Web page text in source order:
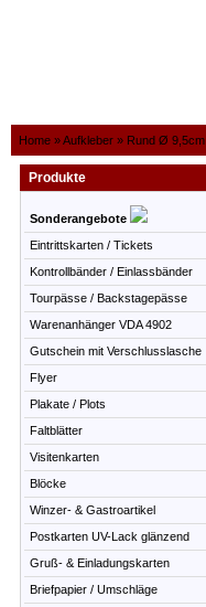
Home »Aufkleber » Rund Ø 9,5cm
Produkte
Sonderangebote
Eintrittskarten / Tickets
Kontrollbänder / Einlassbänder
Tourpässe / Backstagepässe
Warenanhänger VDA 4902
Gutschein mit Verschlusslasche
Flyer
Plakate / Plots
Faltblätter
Visitenkarten
Blöcke
Winzer- & Gastroartikel
Postkarten UV-Lack glänzend
Gruß- & Einladungskarten
Briefpapier / Umschläge